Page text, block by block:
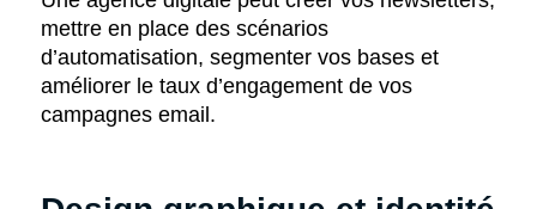
mettre en place des scénarios
d’automatisation, segmenter vos bases et
améliorer le taux d’engagement de vos
campagnes email.